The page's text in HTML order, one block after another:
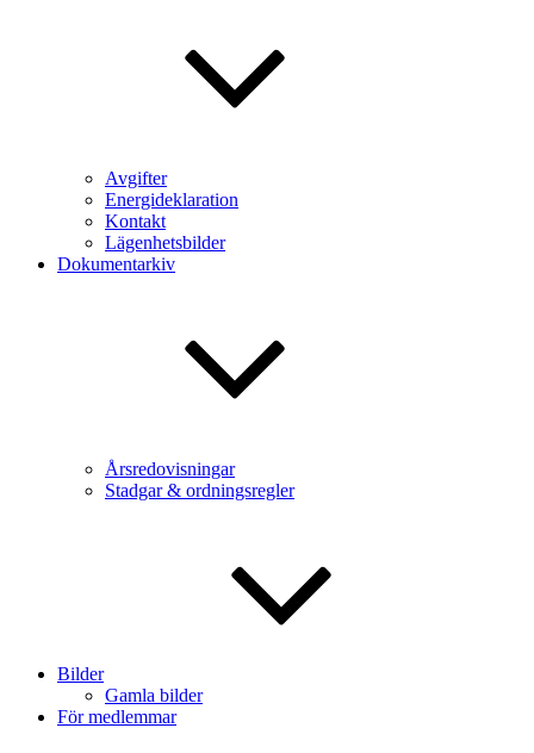
Avgifter
Energideklaration
Kontakt
Lägenhetsbilder
Dokumentarkiv
Årsredovisningar
Stadgar & ordningsregler
Bilder
Gamla bilder
För medlemmar